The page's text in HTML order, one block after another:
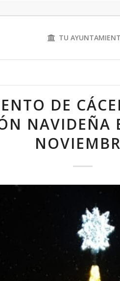
TU
DE
NAVIDEÑA